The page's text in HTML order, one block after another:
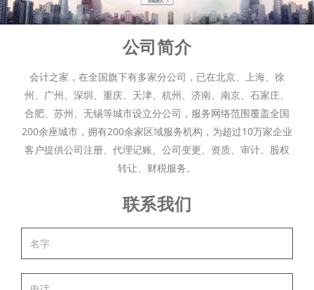
公司简介
会计之家，在全国旗下有多家分公司，已在北京、上海、徐
州、广州、深圳、重庆、天津、杭州、济南、南京、石家庄、
合肥、苏州、无锡等城市设立分公司，服务网络范围覆盖全国
200余座城市，拥有200余家区域服务机构，为超过10万家企业
客户提供公司注册、代理记账、公司变更、资质、审计、股权
转让、财税服务。
联系我们